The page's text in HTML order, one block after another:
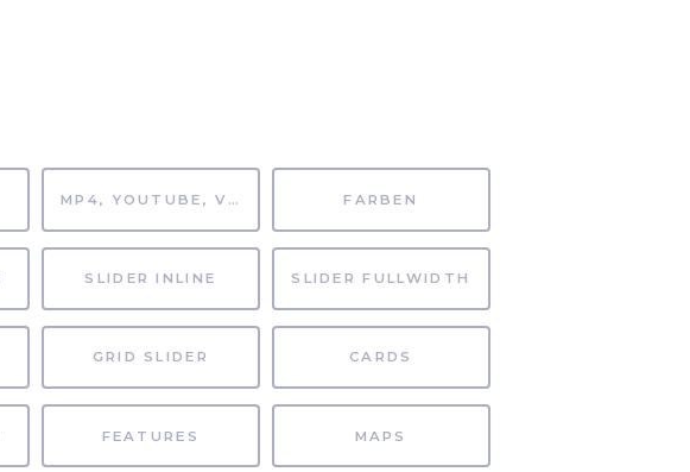
MP4, YOUTUBE, VIMEO FARBEN
SLIDER INLINE SLIDER FULLWIDTH
GRID SLIDER CARDS
FEATURES MAPS